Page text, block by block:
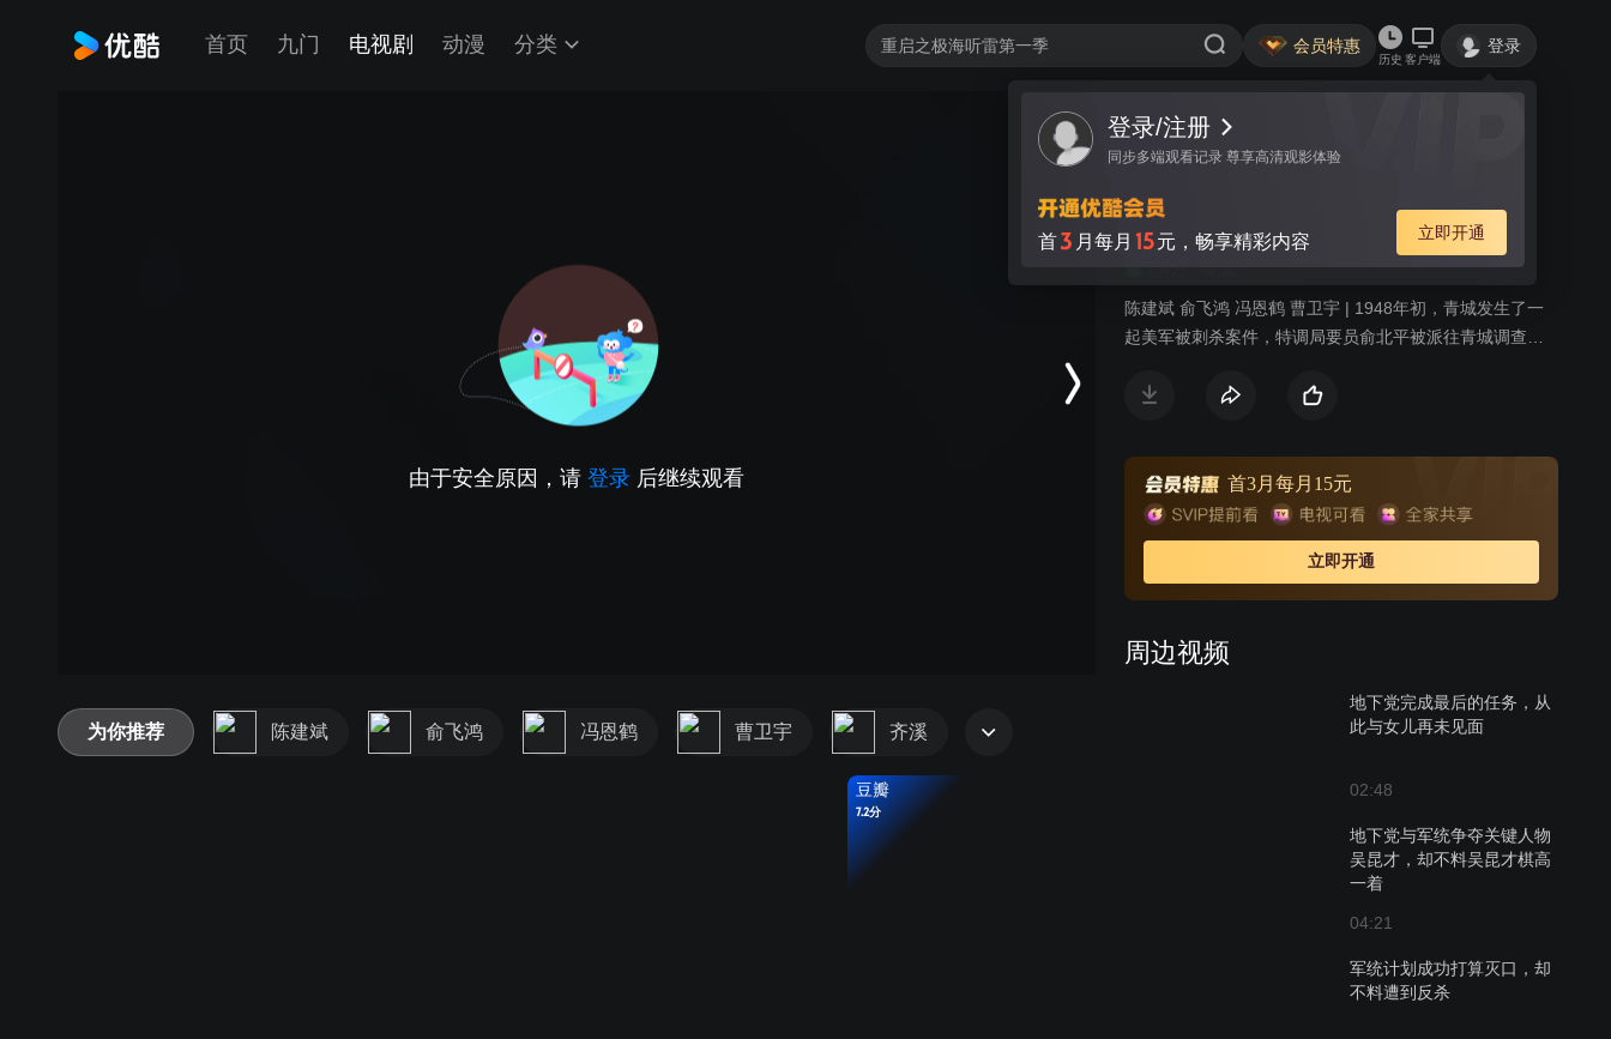
首页 九门 电视剧 动漫 分类 会员特惠
历史 客户端
登录
登录/注册
同步多端观看记录 尊享高清观影体验
首3 月每月 15元，畅享精彩内容 立即开通
由于安全原因，请 登录 后继续观看
视频 讨论
父亲的身份
陈建斌 俞飞鸿 冯恩鹤 曹卫宇 | 1948年初，青城发生了一
起美军被刺杀案件，特调局要员俞北平被派往青城调查此
别自己的身份。深陷危机的俞北平在青城见到失散多年的
之以鼻，正爱着一名有家室的教授，让俞北平很苦恼。俞
北平一方面要完成组织最高任务，一方面小心翼翼保护着
自己的两个女儿。最终，大女儿为保护他而牺牲，小女儿
直到和父亲分离，才恍然明白：父亲是一名真正的共产党
员。但从此两人却永隔天涯。
首3月每月15元
立即开通
周边视频
地下党完成最后的任务，从
此与女儿再未见面
02:48
地下党与军统争夺关键人物
吴昆才，却不料吴昆才棋高
一着
04:21
军统计划成功打算灭口，却
不料遭到反杀
为你推荐 陈建斌 俞飞鸿 冯恩鹤 曹卫宇 齐溪
豆瓣
7.2分